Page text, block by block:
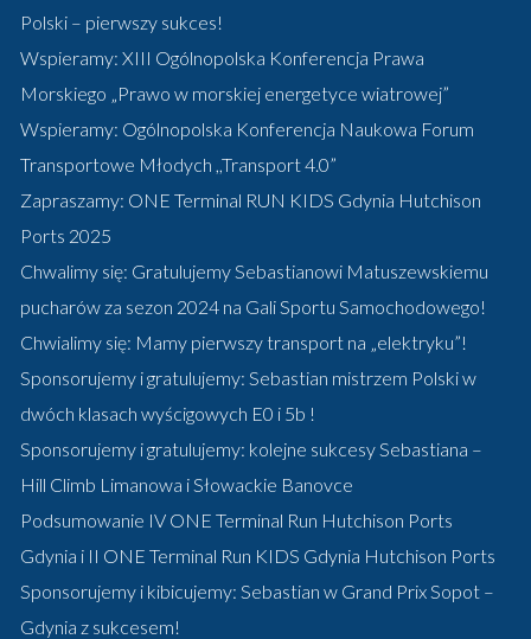
Polski – pierwszy sukces!
Wspieramy: XIII Ogólnopolska Konferencja Prawa
Morskiego „Prawo w morskiej energetyce wiatrowej”
Wspieramy: Ogólnopolska Konferencja Naukowa Forum
Transportowe Młodych ,,Transport 4.0”
Zapraszamy: ONE Terminal RUN KIDS Gdynia Hutchison
Ports 2025
Chwalimy się: Gratulujemy Sebastianowi Matuszewskiemu
pucharów za sezon 2024 na Gali Sportu Samochodowego!
Chwialimy się: Mamy pierwszy transport na „elektryku”!
Sponsorujemy i gratulujemy: Sebastian mistrzem Polski w
dwóch klasach wyścigowych E0 i 5b !
Sponsorujemy i gratulujemy: kolejne sukcesy Sebastiana –
Hill Climb Limanowa i Słowackie Banovce
Podsumowanie IV ONE Terminal Run Hutchison Ports
Gdynia i II ONE Terminal Run KIDS Gdynia Hutchison Ports
Sponsorujemy i kibicujemy: Sebastian w Grand Prix Sopot –
Gdynia z sukcesem!